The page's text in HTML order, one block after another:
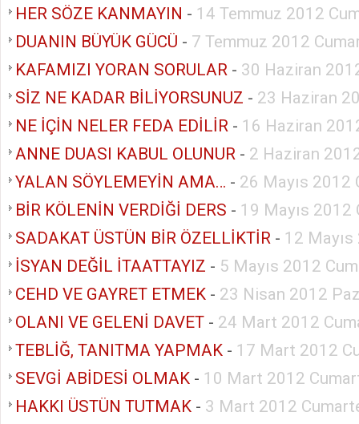
HER SÖZE KANMAYIN - 14 Temmuz 2012
DUANIN BÜYÜK GÜCÜ - 7 Temmuz 2012
KAFAMIZI YORAN SORULAR - 30 Haziran
SİZ NE KADAR BİLİYORSUNUZ - 23 Haziran
NE İÇİN NELER FEDA EDİLİR - 16 Haziran
ANNE DUASI KABUL OLUNUR - 2 Haziran
YALAN SÖYLEMEYİN AMA… - 26 Mayıs 2012
BİR KÖLENİN VERDİĞİ DERS - 19 Mayıs 2012
SADAKAT ÜSTÜN BİR ÖZELLİKTİR - 12
İSYAN DEĞİL İTAATTAYIZ - 5 Mayıs 2012
CEHD VE GAYRET ETMEK - 23 Nisan 2012
OLANI VE GELENİ DAVET - 24 Mart 2012
TEBLİĞ, TANITMA YAPMAK - 17 Mart 2012
SEVGİ ABİDESİ OLMAK - 10 Mart 2012
HAKKI ÜSTÜN TUTMAK - 3 Mart 2012